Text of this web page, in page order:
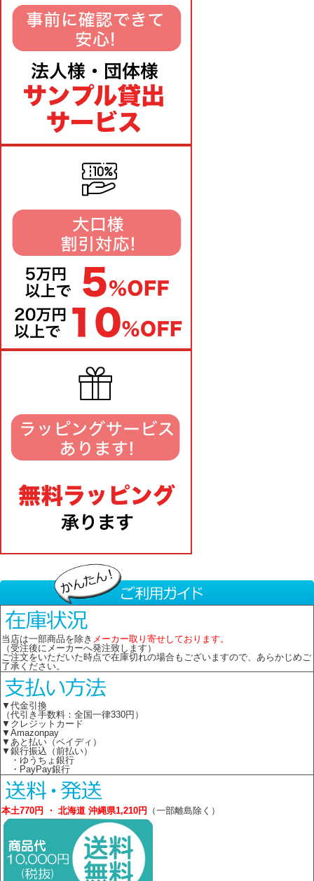
当店は一部商品を除き メーカー取り寄せしております。
（受注後にメーカーへ発注致します）
ご注文をいただいた時点で在庫切れの場合もございますので、あらかじめご
了承ください。
▼代金引換
（代引き手数料：全国一律330円）
▼クレジットカード
▼Amazonpay
▼あと払い（ペイディ）
▼銀行振込（前払い）
・ゆうちょ銀行
・PayPay銀行
本土770円 ・ 北海道 沖縄県1,210円 （一部離島除く）